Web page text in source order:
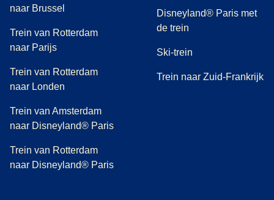
naar Brussel
Trein van Rotterdam
naar Parijs
Trein van Rotterdam
naar Londen
Trein van Amsterdam
naar Disneyland® Paris
Trein van Rotterdam
naar Disneyland® Paris
Disneyland® Paris met
de trein
Ski-trein
Trein naar Zuid-Frankrijk